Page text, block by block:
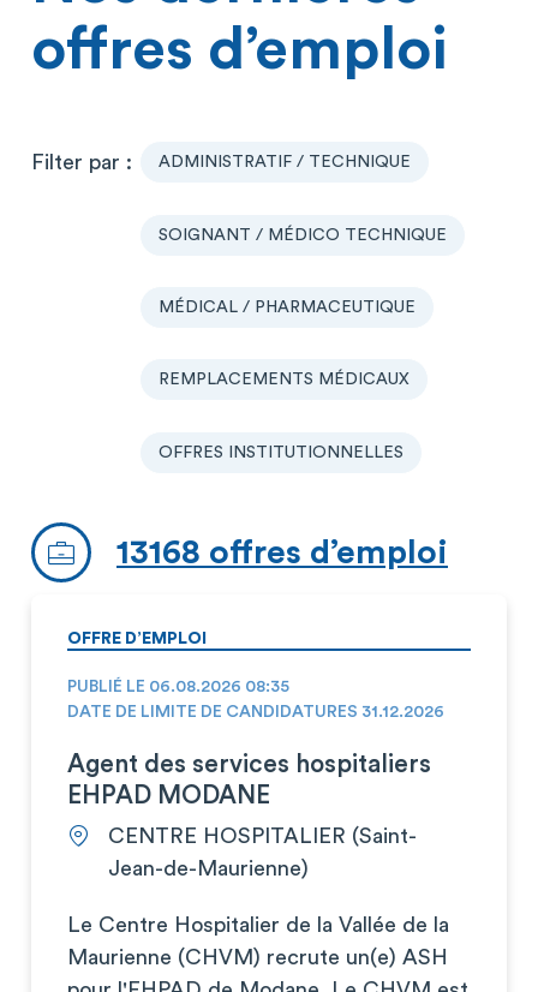
offres d’emploi
ADMINISTRATIF / TECHNIQUE
SOIGNANT / MÉDICO TECHNIQUE
MÉDICAL / PHARMACEUTIQUE
REMPLACEMENTS MÉDICAUX
OFFRES INSTITUTIONNELLES
13168 offres d’emploi
OFFRE D’EMPLOI
PUBLIÉ LE 06.08.2026 08:35
DATE DE LIMITE DE CANDIDATURES 31.12.2026
Agent des services hospitaliers
EHPAD MODANE
CENTRE HOSPITALIER (Saint-
Jean-de-Maurienne)
Le Centre Hospitalier de la Vallée de la
Maurienne (CHVM) recrute un(e) ASH